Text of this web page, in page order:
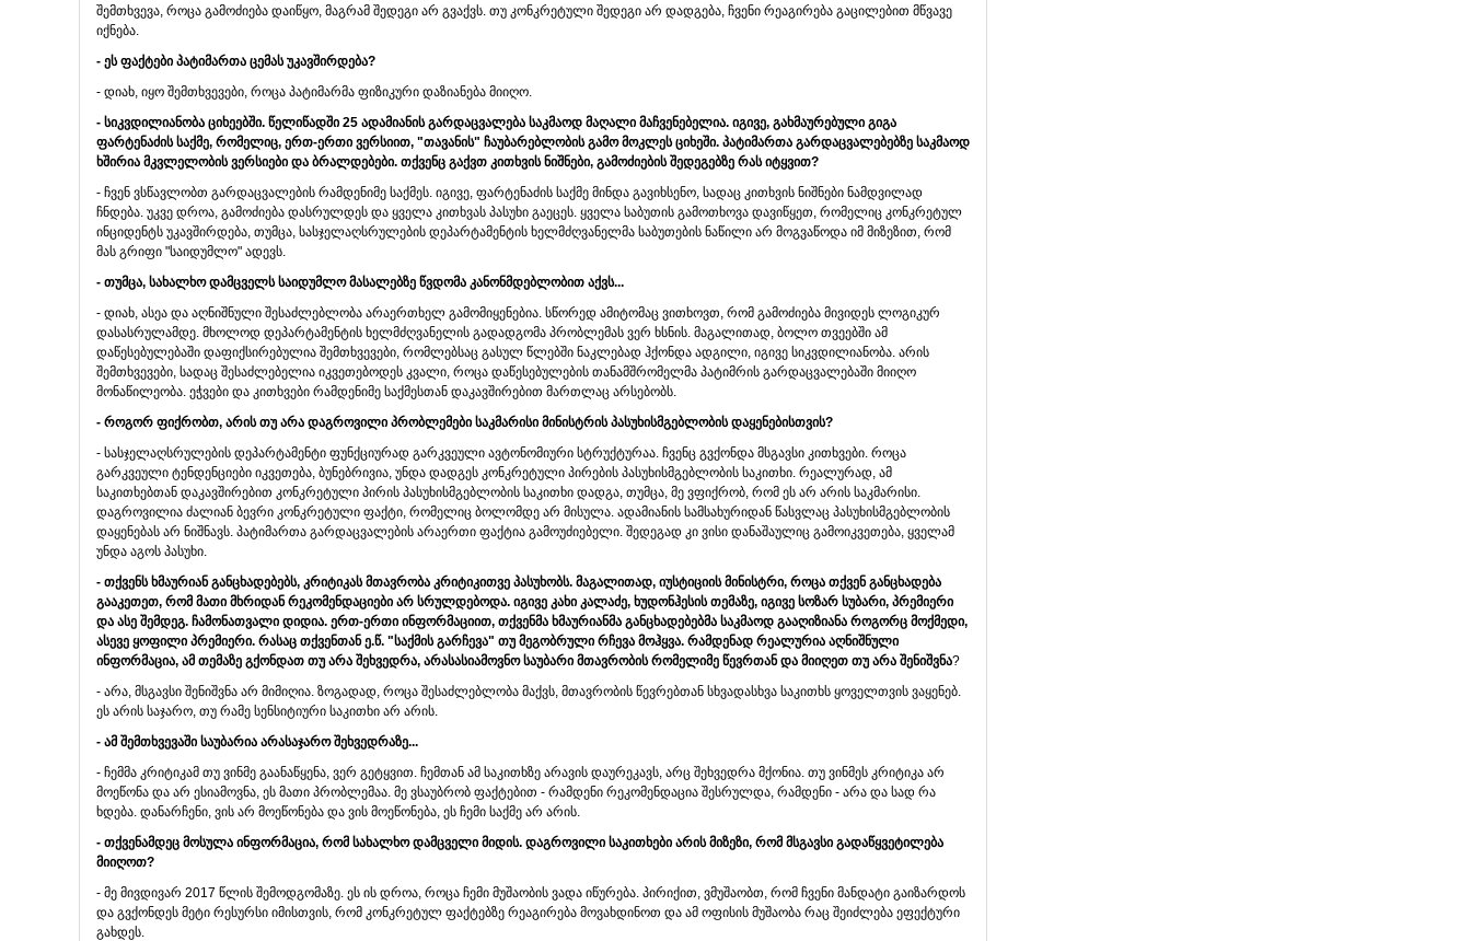
შემთხვევა, როცა გამოძიება დაიწყო, მაგრამ შედეგი არ გვაქვს. თუ კონკრეტული შედეგი არ დადგება, ჩვენი რეაგირება გაცილებით მწვავე
იქნება.
- ეს ფაქტები პატიმართა ცემას უკავშირდება?
- დიახ, იყო შემთხვევები, როცა პატიმარმა ფიზიკური დაზიანება მიიღო.
- სიკვდილიანობა ციხეებში. წელიწადში 25 ადამიანის გარდაცვალება საკმაოდ მაღალი მაჩვენებელია. იგივე, გახმაურებული გიგა
ფარტენაძის საქმე, რომელიც, ერთ-ერთი ვერსიით, "თავანის" ჩაუბარებლობის გამო მოკლეს ციხეში. პატიმართა გარდაცვალებებზე საკმაოდ
ხშირია მკვლელობის ვერსიები და ბრალდებები. თქვენც გაქვთ კითხვის ნიშნები, გამოძიების შედეგებზე რას იტყვით?
- ჩვენ ვსწავლობთ გარდაცვალების რამდენიმე საქმეს. იგივე, ფარტენაძის საქმე მინდა გავიხსენო, სადაც კითხვის ნიშნები ნამდვილად
ჩნდება. უკვე დროა, გამოძიება დასრულდეს და ყველა კითხვას პასუხი გაეცეს. ყველა საბუთის გამოთხოვა დავიწყეთ, რომელიც კონკრეტულ
ინციდენტს უკავშირდება, თუმცა, სასჯელაღსრულების დეპარტამენტის ხელმძღვანელმა საბუთების ნაწილი არ მოგვაწოდა იმ მიზეზით, რომ
მას გრიფი "საიდუმლო" ადევს.
- თუმცა, სახალხო დამცველს საიდუმლო მასალებზე წვდომა კანონმდებლობით აქვს...
- დიახ, ასეა და აღნიშნული შესაძლებლობა არაერთხელ გამომიყენებია. სწორედ ამიტომაც ვითხოვთ, რომ გამოძიება მივიდეს ლოგიკურ
დასასრულამდე. მხოლოდ დეპარტამენტის ხელმძღვანელის გადადგომა პრობლემას ვერ ხსნის. მაგალითად, ბოლო თვეებში ამ
დაწესებულებაში დაფიქსირებულია შემთხვევები, რომლებსაც გასულ წლებში ნაკლებად ჰქონდა ადგილი, იგივე სიკვდილიანობა. არის
შემთხვევები, სადაც შესაძლებელია იკვეთებოდეს კვალი, როცა დაწესებულების თანამშრომელმა პატიმრის გარდაცვალებაში მიიღო
მონაწილეობა. ეჭვები და კითხვები რამდენიმე საქმესთან დაკავშირებით მართლაც არსებობს.
- როგორ ფიქრობთ, არის თუ არა დაგროვილი პრობლემები საკმარისი მინისტრის პასუხისმგებლობის დაყენებისთვის?
- სასჯელაღსრულების დეპარტამენტი ფუნქციურად გარკვეული ავტონომიური სტრუქტურაა. ჩვენც გვქონდა მსგავსი კითხვები. როცა
გარკვეული ტენდენციები იკვეთება, ბუნებრივია, უნდა დადგეს კონკრეტული პირების პასუხისმგებლობის საკითხი. რეალურად, ამ
საკითხებთან დაკავშირებით კონკრეტული პირის პასუხისმგებლობის საკითხი დადგა, თუმცა, მე ვფიქრობ, რომ ეს არ არის საკმარისი.
დაგროვილია ძალიან ბევრი კონკრეტული ფაქტი, რომელიც ბოლომდე არ მისულა. ადამიანის სამსახურიდან წასვლაც პასუხისმგებლობის
დაყენებას არ ნიშნავს. პატიმართა გარდაცვალების არაერთი ფაქტია გამოუძიებელი. შედეგად კი ვისი დანაშაულიც გამოიკვეთება, ყველამ
უნდა აგოს პასუხი.
- თქვენს ხმაურიან განცხადებებს, კრიტიკას მთავრობა კრიტიკითვე პასუხობს. მაგალითად, იუსტიციის მინისტრი, როცა თქვენ განცხადება
გააკეთეთ, რომ მათი მხრიდან რეკომენდაციები არ სრულდებოდა. იგივე კახი კალაძე, ხუდონჰესის თემაზე, იგივე სოზარ სუბარი, პრემიერი
და ასე შემდეგ. ჩამონათვალი დიდია. ერთ-ერთი ინფორმაციით, თქვენმა ხმაურიანმა განცხადებებმა საკმაოდ გააღიზიანა როგორც მოქმედი,
ასევე ყოფილი პრემიერი. რასაც თქვენთან ე.წ. "საქმის გარჩევა" თუ მეგობრული რჩევა მოჰყვა. რამდენად რეალურია აღნიშნული
ინფორმაცია, ამ თემაზე გქონდათ თუ არა შეხვედრა, არასასიამოვნო საუბარი მთავრობის რომელიმე წევრთან და მიიღეთ თუ არა შენიშვნა?
- არა, მსგავსი შენიშვნა არ მიმიღია. ზოგადად, როცა შესაძლებლობა მაქვს, მთავრობის წევრებთან სხვადასხვა საკითხს ყოველთვის ვაყენებ.
ეს არის საჯარო, თუ რამე სენსიტიური საკითხი არ არის.
- ამ შემთხვევაში საუბარია არასაჯარო შეხვედრაზე...
- ჩემმა კრიტიკამ თუ ვინმე გაანაწყენა, ვერ გეტყვით. ჩემთან ამ საკითხზე არავის დაურეკავს, არც შეხვედრა მქონია. თუ ვინმეს კრიტიკა არ
მოეწონა და არ ესიამოვნა, ეს მათი პრობლემაა. მე ვსაუბრობ ფაქტებით - რამდენი რეკომენდაცია შესრულდა, რამდენი - არა და სად რა
ხდება. დანარჩენი, ვის არ მოეწონება და ვის მოეწონება, ეს ჩემი საქმე არ არის.
- თქვენამდეც მოსულა ინფორმაცია, რომ სახალხო დამცველი მიდის. დაგროვილი საკითხები არის მიზეზი, რომ მსგავსი გადაწყვეტილება
მიიღოთ?
- მე მივდივარ 2017 წლის შემოდგომაზე. ეს ის დროა, როცა ჩემი მუშაობის ვადა იწურება. პირიქით, ვმუშაობთ, რომ ჩვენი მანდატი გაიზარდოს
და გვქონდეს მეტი რესურსი იმისთვის, რომ კონკრეტულ ფაქტებზე რეაგირება მოვახდინოთ და ამ ოფისის მუშაობა რაც შეიძლება ეფექტური
გახდეს.